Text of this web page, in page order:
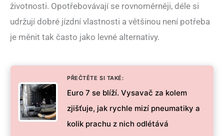
životnosti. Opotřebovávají se rovnoměrněji, déle si
udržují dobré jízdní vlastnosti a většinou není potřeba
je měnit tak často jako levné alternativy.
PŘEČTĚTE SI TAKÉ:
Euro 7 se blíží. Vysavač za kolem
zjišťuje, jak rychle mizí pneumatiky a
kolik prachu z nich odlétává